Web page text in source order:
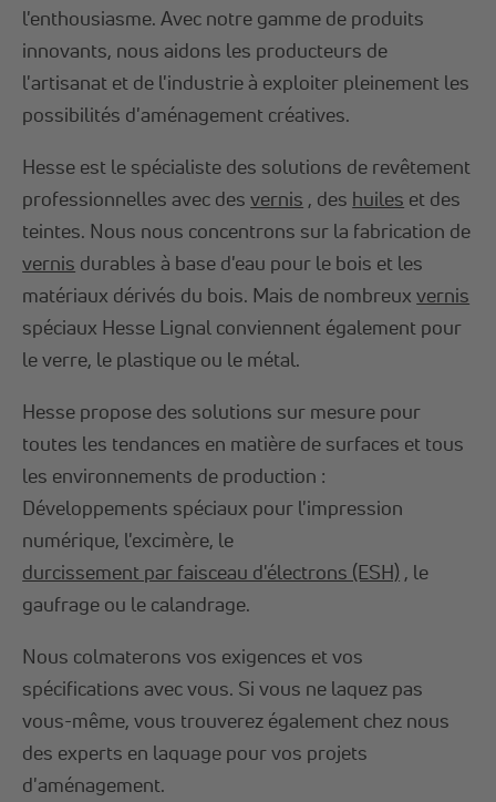
l'enthousiasme. Avec notre gamme de produits
innovants, nous aidons les producteurs de
l'artisanat et de l'industrie à exploiter pleinement les
possibilités d'aménagement créatives.
Hesse est le spécialiste des solutions de revêtement
professionnelles avec desvernis , des huiles et des
teintes. Nous nous concentrons sur la fabrication de
vernis durables à base d'eau pour le bois et les
matériaux dérivés du bois. Mais de nombreuxvernis
spéciaux Hesse Lignal conviennent également pour
le verre, le plastique ou le métal.
Hesse propose des solutions sur mesure pour
toutes les tendances en matière de surfaces et tous
les environnements de production :
Développements spéciaux pour l'impression
numérique, l'excimère, le
durcissement par faisceau d'électrons (ESH) , le
gaufrage ou le calandrage.
Nous colmaterons vos exigences et vos
spécifications avec vous. Si vous ne laquez pas
vous-même, vous trouverez également chez nous
des experts en laquage pour vos projets
d'aménagement.